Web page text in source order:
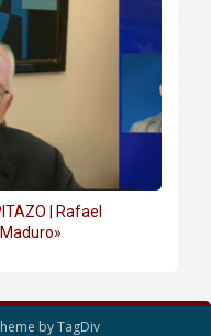
| Rafael
by TagDiv